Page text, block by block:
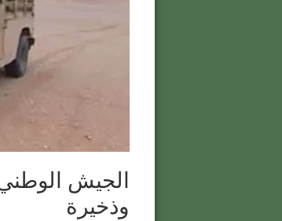
الجيش
وذخيرة